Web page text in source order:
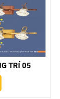
TRÍ 05